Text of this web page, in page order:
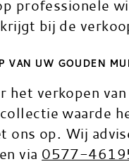
professionele
bij de
uw gouden
het verkopen
waarde
ons op. Wij
via 0577-